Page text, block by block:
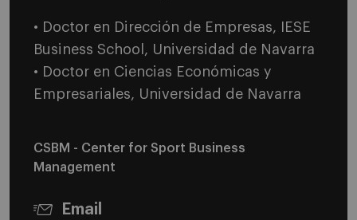
• Doctor en Dirección de Empresas, IESE
Business School, Universidad de Navarra
• Doctor en Ciencias Económicas y
Empresariales, Universidad de Navarra
CSBM - Center for Sport Business
Management
Email